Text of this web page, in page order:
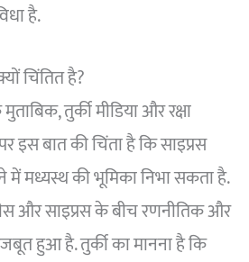
है.
चिंतित है?
तुर्की मीडिया और रक्षा
इस बात की चिंता है कि साइप्रस
में मध्यस्थ की भूमिका निभा सकता है.
और साइप्रस के बीच रणनीतिक और
हुआ है. तुर्की का मानना है कि